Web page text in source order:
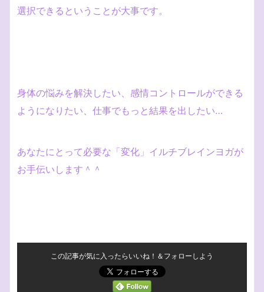
選択できるということが大事です。
身体の悩みを解決したい、感情コントロールができる
ようになりたい、仕事でもっと結果を出したい…
あなたにとって必要な「変化」イルチブレインヨガが
お手伝いします＾＾
この記事が気に入ったらいいね！＆フォローしよう